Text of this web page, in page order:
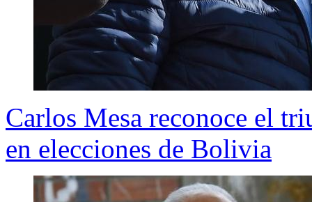
Carlos Mesa reconoce el
en elecciones de Bolivia